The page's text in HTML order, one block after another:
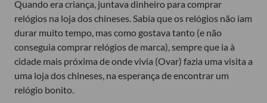
Quando era criança, juntava dinheiro para comprar
relógios na loja dos chineses. Sabia que os relógios não iam
durar muito tempo, mas como gostava tanto (e não
conseguia comprar relógios de marca), sempre que ia à
cidade mais próxima de onde vivia (Ovar) fazia uma visita a
uma loja dos chineses, na esperança de encontrar um
relógio bonito.